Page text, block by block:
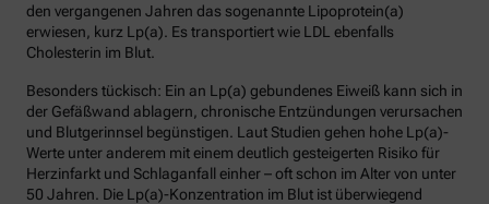
den vergangenen Jahren das sogenannte Lipoprotein(a)
erwiesen, kurz Lp(a). Es transportiert wie LDL ebenfalls
Cholesterin im Blut.
Besonders tückisch: Ein an Lp(a) gebundenes Eiweiß kann sich in
der Gefäßwand ablagern, chronische Entzündungen verursachen
und Blutgerinnsel begünstigen. Laut Studien gehen hohe Lp(a)-
Werte unter anderem mit einem deutlich gesteigerten Risiko für
Herzinfarkt und Schlaganfall einher – oft schon im Alter von unter
50 Jahren. Die Lp(a)-Konzentration im Blut ist überwiegend